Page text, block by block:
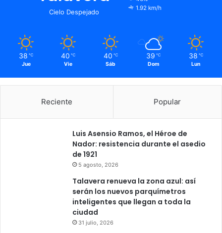
Cielo Despejado
1.92 km/h
38 ℃
Jue
40 ℃
Vie
40 ℃
Sáb
39 ℃
Dom
38 ℃
Lun
Reciente Popular
Luis Asensio Ramos, el Héroe de
Nador: resistencia durante el asedio
de 1921
5 agosto, 2026
Talavera renueva la zona azul: así
serán los nuevos parquímetros
inteligentes que llegan a toda la
ciudad
31 julio, 2026